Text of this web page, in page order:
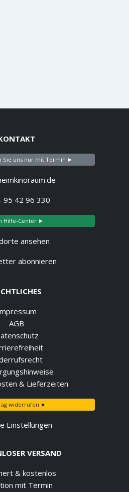
Sie uns nur mit Termin ►
95 42 96 330
Hilfe-Center ►
ansehen
abonnieren
AGB
& Lieferzeiten
widerrufen ►
Einstellungen
VERSAND
& kostenlos
mit Termin